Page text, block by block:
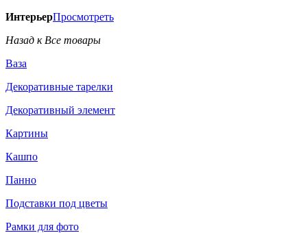
ИнтерьерПросмотреть
Назад к Все товары
Ваза
Декоративные тарелки
Декоративный элемент
Картины
Кашпо
Панно
Подставки под цветы
Рамки для фото